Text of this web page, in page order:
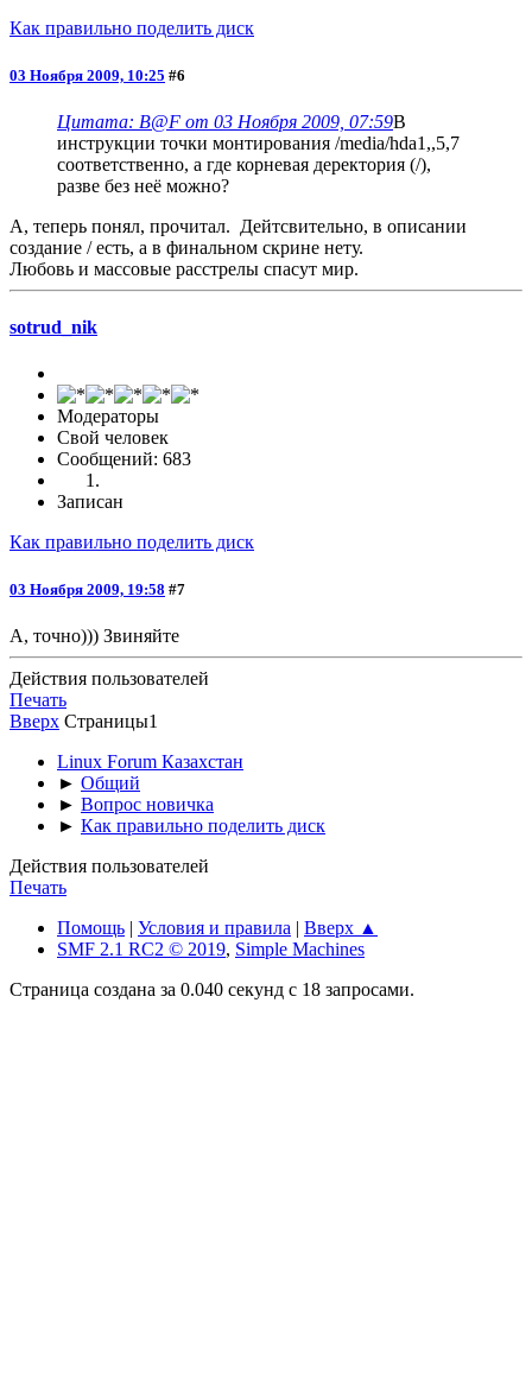
Как правильно поделить диск
03 Ноября 2009, 10:25 #6
Цитата: B@F от 03 Ноября 2009, 07:59В
инструкции точки монтирования /media/hda1,,5,7
соответственно, а где корневая деректория (/),
разве без неё можно?
А, теперь понял, прочитал. Дейтсвительно, в описании
создание / есть, а в финальном скрине нету.
Любовь и массовые расстрелы спасут мир.
sotrud_nik
Модераторы
Свой человек
Сообщений: 683
Записан
Как правильно поделить диск
03 Ноября 2009, 19:58 #7
А, точно))) Звиняйте
Действия пользователей
Печать
Вверх Страницы1
Linux Forum Казахстан
► Общий
► Вопрос новичка
► Как правильно поделить диск
Действия пользователей
Печать
Помощь | Условия и правила | Вверх ▲
SMF 2.1 RC2 © 2019, Simple Machines
Страница создана за 0.040 секунд с 18 запросами.